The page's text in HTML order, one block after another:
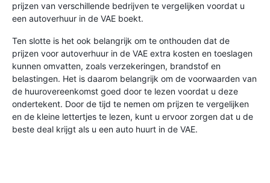
prijzen van verschillende bedrijven te vergelijken voordat u
een autoverhuur in de VAE boekt.
Ten slotte is het ook belangrijk om te onthouden dat de
prijzen voor autoverhuur in de VAE extra kosten en toeslagen
kunnen omvatten, zoals verzekeringen, brandstof en
belastingen. Het is daarom belangrijk om de voorwaarden van
de huurovereenkomst goed door te lezen voordat u deze
ondertekent. Door de tijd te nemen om prijzen te vergelijken
en de kleine lettertjes te lezen, kunt u ervoor zorgen dat u de
beste deal krijgt als u een auto huurt in de VAE.